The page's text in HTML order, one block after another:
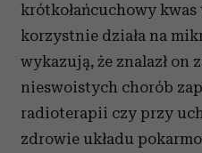
krótkołańcuchowy kwas
korzystnie działa na
wykazują, że znalazł on
nieswoistych chorób
radioterapii czy przy
zdrowie układu